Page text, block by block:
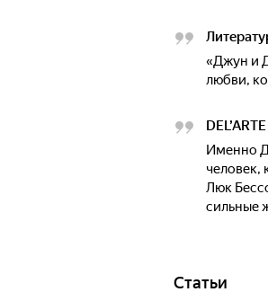
«Джун и
любви,
DEL’ARTE
Именно
человек,
Люк
сильные
Статьи